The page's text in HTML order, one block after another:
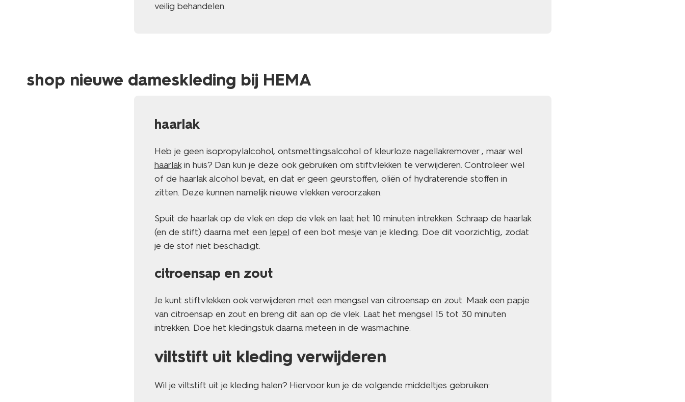
veilig behandelen.
shop nieuwe dameskleding bij HEMA
haarlak
Heb je geen isopropylalcohol, ontsmettingsalcohol of kleurloze nagellakremover , maar wel
haarlakin huis? Dan kun je deze ook gebruiken om stiftvlekken te verwijderen. Controleer wel
of de haarlak alcohol bevat, en dat er geen geurstoffen, oliën of hydraterende stoffen in
zitten. Deze kunnen namelijk nieuwe vlekken veroorzaken.
Spuit de haarlak op de vlek en dep de vlek en laat het 10 minuten intrekken. Schraap de haarlak
(en de stift) daarna met een lepel of een bot mesje van je kleding. Doe dit voorzichtig, zodat
je de stof niet beschadigt.
citroensap en zout
Je kunt stiftvlekken ook verwijderen met een mengsel van citroensap en zout. Maak een papje
van citroensap en zout en breng dit aan op de vlek. Laat het mengsel 15 tot 30 minuten
intrekken. Doe het kledingstuk daarna meteen in de wasmachine.
viltstift uit kleding verwijderen
Wil je viltstift uit je kleding halen? Hiervoor kun je de volgende middeltjes gebruiken: